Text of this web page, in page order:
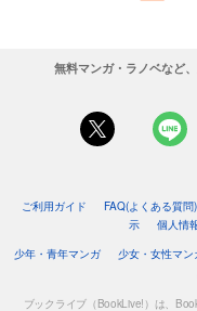
無料マンガ・ラノベなど
ご利用ガイド FAQ(よくある質問)
示
個人情
少年・青年マンガ
少女・女性マン
ブックライブ（BookLive!）は、